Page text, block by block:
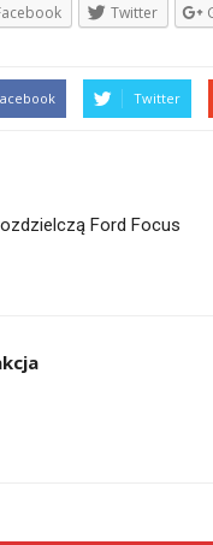
Twitter
Twitter
Ford Focus